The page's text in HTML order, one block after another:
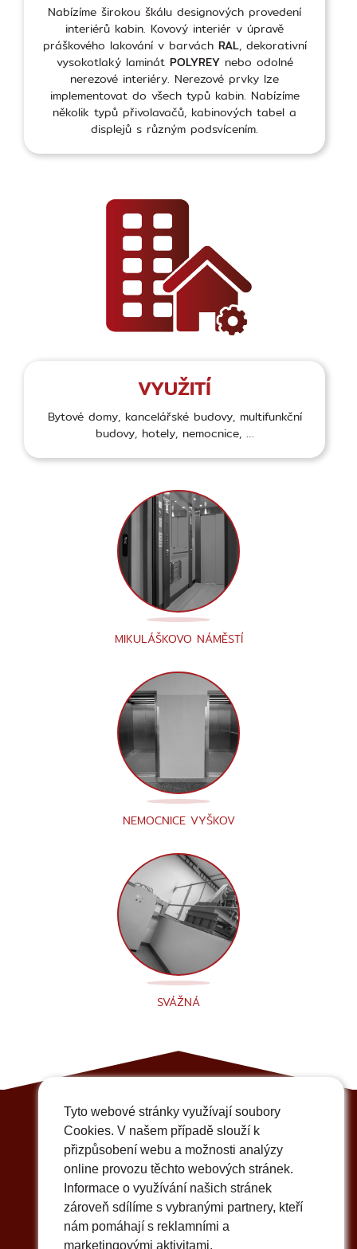
Tyto webové stránky využívají soubory
Cookies. V našem případě slouží k
přizpůsobení webu a možnosti analýzy
online provozu těchto webových stránek.
Informace o využívání našich stránek
zároveň sdílíme s vybranými partnery, kteří
nám pomáhají s reklamními a
marketingovými aktivitami.
Nabízíme širokou škálu designových provedení
interiérů kabin. Kovový interiér v úpravě
práškového lakování v barvách RAL, dekorativní
vysokotlaký laminát POLYREYnebo odolné
nerezové interiéry. Nerezové prvky lze
implementovat do všech typů kabin. Nabízíme
několik typů přivolavačů, kabinových tabel a
displejů s různým podsvícením.
VYUŽITÍ
Bytové domy, kancelářské budovy, multifunkční
budovy, hotely, nemocnice, …
MIKULÁŠKOVO NÁMĚSTÍ
NEMOCNICE VYŠKOV
SVÁŽNÁ
Fakturační adresa, sídlo společnosti
VÝTAHY BRNO s.r.o.